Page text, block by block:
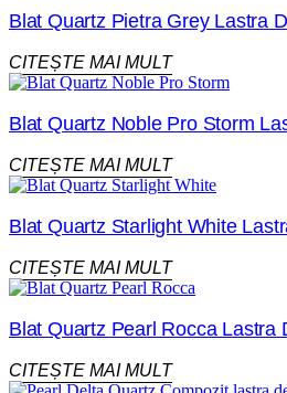
Blat Quartz Pietra Grey Lastra
CITEȘTE MAI MULT
Blat Quartz Noble Pro Storm
CITEȘTE MAI MULT
Blat Quartz Starlight White
CITEȘTE MAI MULT
Blat Quartz Pearl Rocca Lastra
CITEȘTE MAI MULT